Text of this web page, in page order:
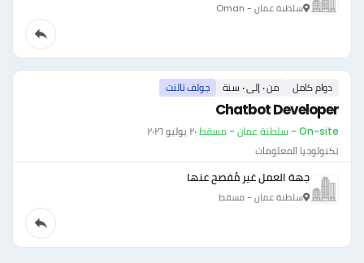
سلطنة عمان - Oman
دوام كامل من ٠ إلى ٠ سنة جولف تالنت
Chatbot Developer
On-site - سلطنة عمان - مسقط ·٢٠ يوليو ٢٠٢٦
تكنولوجيا المعلومات
جهة العمل غير مُفصح عنها
سلطنة عمان - مسقط